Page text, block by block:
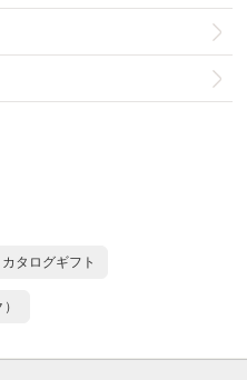
カタログギフト